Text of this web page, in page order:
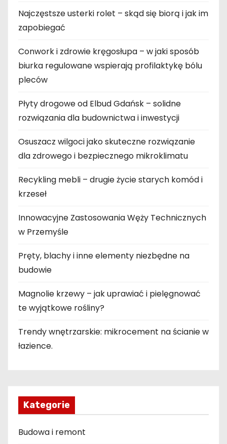
Najczęstsze usterki rolet – skąd się biorą i jak im
zapobiegać
Conwork i zdrowie kręgosłupa – w jaki sposób
biurka regulowane wspierają profilaktykę bólu
pleców
Płyty drogowe od Elbud Gdańsk – solidne
rozwiązania dla budownictwa i inwestycji
Osuszacz wilgoci jako skuteczne rozwiązanie
dla zdrowego i bezpiecznego mikroklimatu
Recykling mebli – drugie życie starych komód i
krzeseł
Innowacyjne Zastosowania Węży Technicznych
w Przemyśle
Pręty, blachy i inne elementy niezbędne na
budowie
Magnolie krzewy – jak uprawiać i pielęgnować
te wyjątkowe rośliny?
Trendy wnętrzarskie: mikrocement na ścianie w
łazience.
Kategorie
Budowa i remont